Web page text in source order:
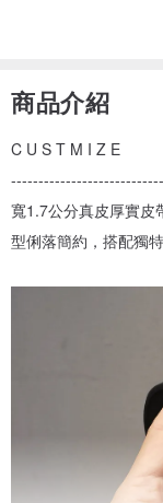
商品介紹
C U S T M I Z E
寬1.7公分真皮厚實皮
型俐落簡約，搭配獨